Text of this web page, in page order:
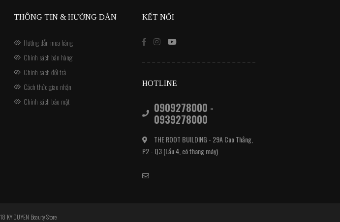
THÔNG TIN & HƯỚNG DẪN
Hướng dẫn mua hàng
Chính sách bán hàng
Chính sách đổi trả
Cách thức giao nhận
Chính sách bảo mật
KẾT NỐI
HOTLINE
0909278000 -
0939278000
THE ROOT BUILDING - 29A Cao Thắng,
P2 - Q3 (Lầu 4, có thang máy)
KY DUYEN Beauty Store